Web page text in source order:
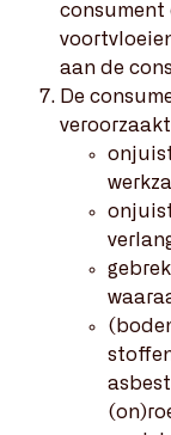
aan de
De